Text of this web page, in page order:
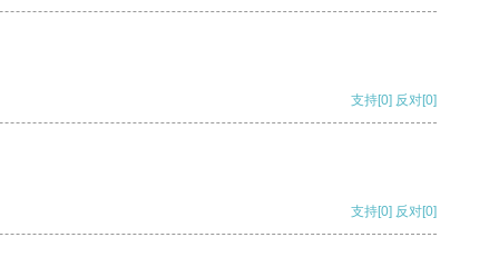
支持[0] 反对[0]
支持[0] 反对[0]